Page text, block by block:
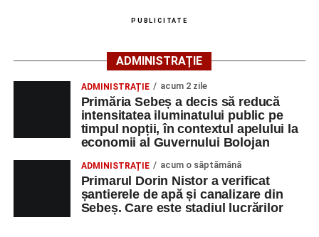
Lista publicată de AJOFM Alba include, pe lângă
denumirea posturilor vacante din Săsciori, și datele de
contact ale angajatorilor, precum numere de telefon și
adrese de e-mail, pentru ca persoanele interesate să
poată solicita detalii despre condițiile de angajare,
programul de lucru și procesul de recrutare.
Mai jos puteți consulta lista completă a locurilor de
muncă disponibile în comuna Săsciori la data de 4
PUBLICITATE
ADMINISTRAȚIE
ADMINISTRAȚIE acum 2 zile
Primăria Sebeș a decis să reducă
intensitatea iluminatului public pe
timpul nopții, în contextul apelului la
economii al Guvernului Bolojan
ADMINISTRAȚIE acum o săptămână
Primarul Dorin Nistor a verificat
șantierele de apă și canalizare din
Sebeș. Care este stadiul lucrărilor